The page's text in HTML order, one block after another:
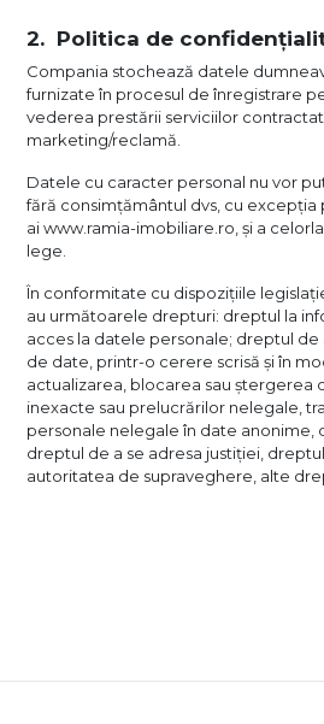
Politica de
Compania stochează datele
furnizate în procesul de înregistrare
vederea prestării serviciilor
marketing/reclamă.
Datele cu caracter personal nu vor
fără consimțământul dvs, cu
ai www.ramia-imobiliare.ro, și a
lege.
În conformitate cu dispozițiile
au următoarele drepturi: dreptul la
acces la datele personale; dreptul
de date, printr-o cerere scrisă și în
actualizarea, blocarea sau ștergerea
inexacte sau prelucrărilor nelegale,
personale nelegale în date anonime,
dreptul de a se adresa justiției,
autoritatea de supraveghere, alte